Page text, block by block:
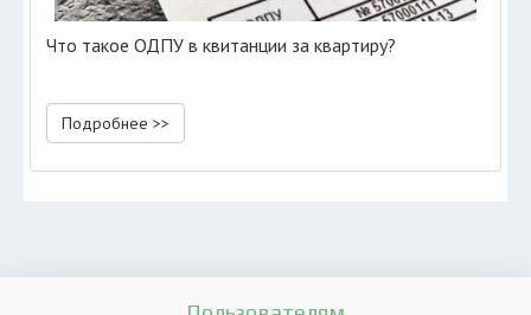
Что такое ОДПУ в квитанции за квартиру?
Подробнее >>